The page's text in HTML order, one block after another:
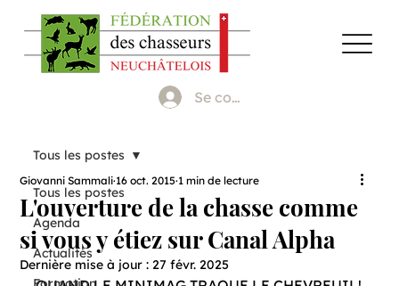
Se connecter
Tous les postes
Agenda
Actualités
Tous les postes
L'ouverture de la chasse comme
si vous y étiez sur Canal Alpha
Giovanni Sammali 16 oct. 2015 1 min de lecture
Dernière mise à jour :27 févr. 2025